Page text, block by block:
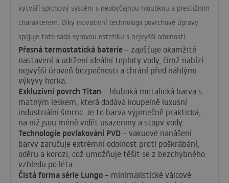
vytváří sprchový systém s neobyčejnou hloubkou a prestižním
charakterem. Díky inovativní technologii povrchové úpravy
spojuje tato sada syrovou estetiku s nejvyšší odolností.
Přesná termostatická baterie – zajišťuje okamžité
nastavení a udržení ideální teploty vody, čímž nabízí
nejvyšší úroveň bezpečnosti a chrání před náhlými
výkyvy horka.
Exkluzivní povrch Titan – hluboká metalická barva s
matným leskem, která dodává koupelně luxusní
industriální šmrnc. Je to barva výjimečně praktická,
na níž jsou méně vidět usazeniny a stopv vody.
Technologie povlakování PVD – vakuové nanášení
barvy zaručuje extrémní odolnost proti poškrábání,
oděru a korozi, což umožňuje těšit se z bezchybného
vzhledu po léta.
Čistá forma série Lungo – minimalistické válcové